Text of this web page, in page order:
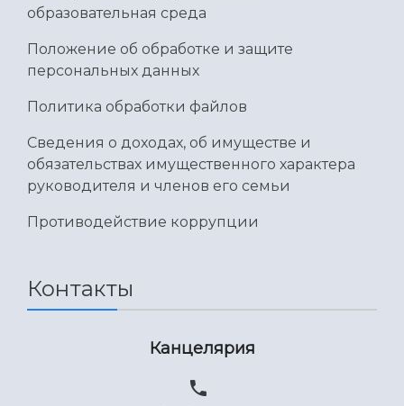
образовательная среда
Положение об обработке и защите
персональных данных
Политика обработки файлов
Сведения о доходах, об имуществе и
обязательствах имущественного характера
руководителя и членов его семьи
Противодействие коррупции
Контакты
Канцелярия